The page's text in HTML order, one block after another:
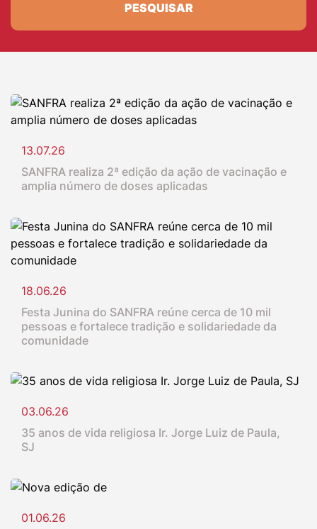
PESQUISAR
13.07.26
SANFRA realiza 2ª edição da ação de vacinação e
amplia número de doses aplicadas
18.06.26
Festa Junina do SANFRA reúne cerca de 10 mil
pessoas e fortalece tradição e solidariedade da
comunidade
03.06.26
35 anos de vida religiosa Ir. Jorge Luiz de Paula,
SJ
01.06.26